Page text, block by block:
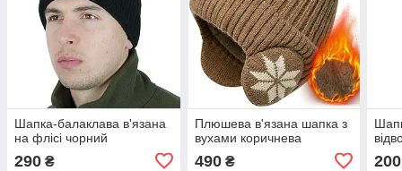
Шапка-балаклава в'язана
на флісі чорний
290 ₴
Плюшева в'язана шапка з
вухами коричнева
490₴ 200